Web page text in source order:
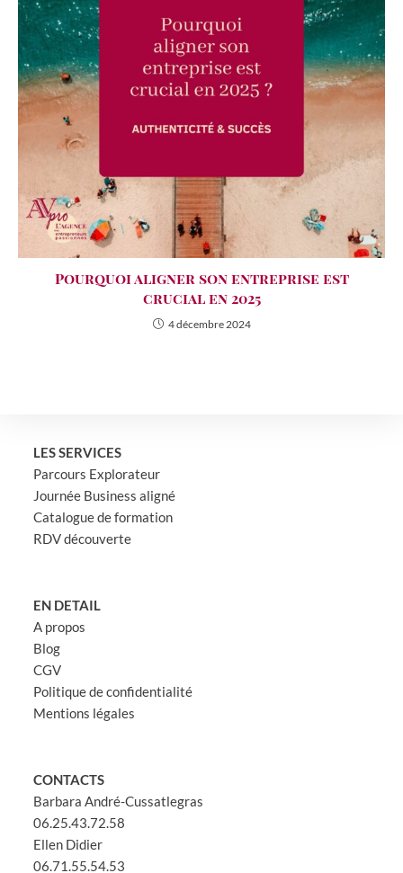
Pourquoi aligner son entreprise est
crucial en 2025
4 décembre 2024
LES SERVICES
Parcours Explorateur
Journée Business aligné
Catalogue de formation
RDV découverte
EN DETAIL
A propos
Blog
CGV
Politique de confidentialité
Mentions légales
CONTACTS
Barbara André-Cussatlegras
06.25.43.72.58
Ellen Didier
06.71.55.54.53